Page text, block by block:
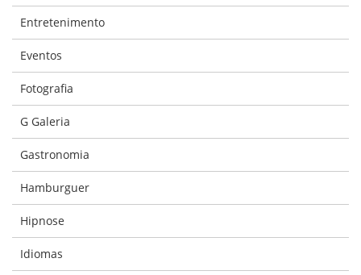
Entretenimento
Eventos
Fotografia
G Galeria
Gastronomia
Hamburguer
Hipnose
Idiomas